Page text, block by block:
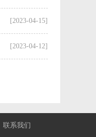
[2023-04-15]
[2023-04-12]
联系我们